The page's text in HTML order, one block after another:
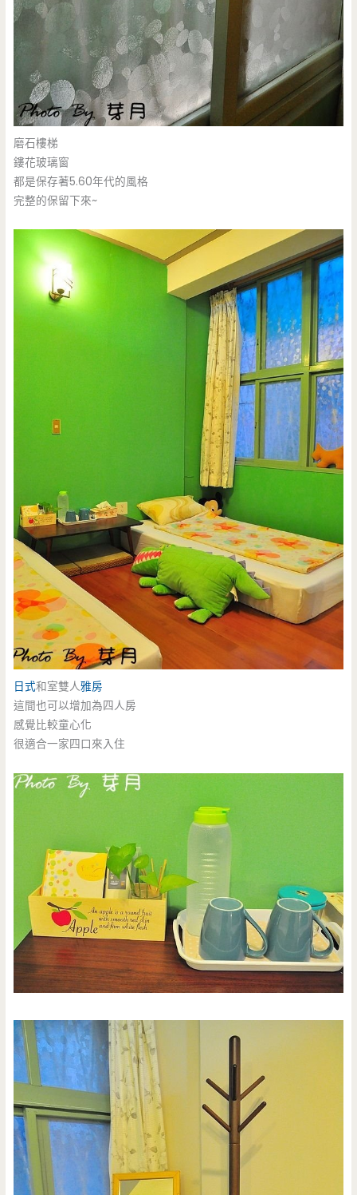
磨石樓梯
鏤花玻璃窗
都是保存著5.60年代的風格
完整的保留下來~
日式和室雙人雅房
這間也可以增加為四人房
感覺比較童心化
很適合一家四口來入住